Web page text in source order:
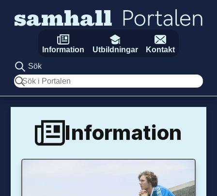
Information Utbildningar
Kontakt
Sök
Sök
Information